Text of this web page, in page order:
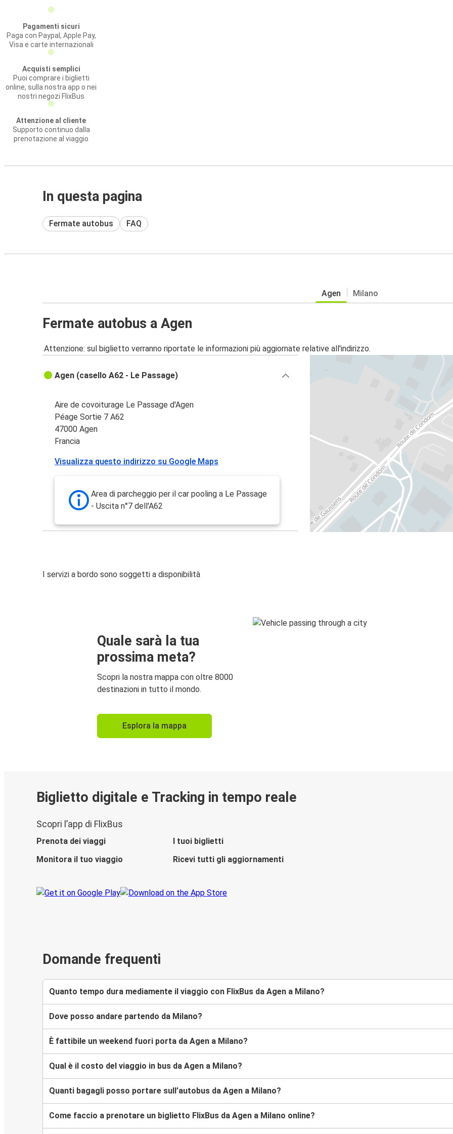
Pagamenti sicuri
Paga con Paypal, Apple Pay,
Visa e carte internazionali
Acquisti semplici
Puoi comprare i biglietti
online, sulla nostra app o nei
nostri negozi FlixBus
Attenzione al cliente
Supporto continuo dalla
prenotazione al viaggio
In questa pagina
Fermate autobus FAQ
Agen Milano
Fermate autobus a Agen
Attenzione: sul biglietto verranno riportate le informazioni più aggiornate relative all'indirizzo.
Agen (casello A62 - Le Passage)
Aire de covoiturage Le Passage d'Agen
Péage Sortie 7 A62
47000 Agen
Francia
Visualizza questo indirizzo su Google Maps
Area di parcheggio per il car pooling a Le Passage
- Uscita n°7 dell'A62
I servizi a bordo sono soggetti a disponibilità
Quale sarà la tua
prossima meta?
Scopri la nostra mappa con oltre 8000
destinazioni in tutto il mondo.
Esplora la mappa
Biglietto digitale e Tracking in tempo reale
Scopri l’app di FlixBus
Prenota dei viaggi
I tuoi biglietti
Monitora il tuo viaggio
Ricevi tutti gli aggiornamenti
Domande frequenti
Quanto tempo dura mediamente il viaggio con FlixBus da Agen a Milano?
Dove posso andare partendo da Milano?
È fattibile un weekend fuori porta da Agen a Milano?
Qual è il costo del viaggio in bus da Agen a Milano?
Quanti bagagli posso portare sull’autobus da Agen a Milano?
Come faccio a prenotare un biglietto FlixBus da Agen a Milano online?